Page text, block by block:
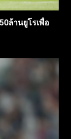
ล้านยูโรเพื่อ